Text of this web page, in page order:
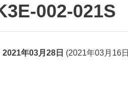
002-021S
2021年03月28日 (2021年03月16日